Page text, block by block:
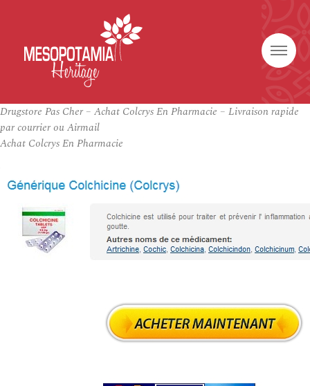
Drugstore Pas Cher – Achat Colcrys En Pharmacie – Livraison rapide
par courrier ou Airmail
Achat Colcrys En Pharmacie